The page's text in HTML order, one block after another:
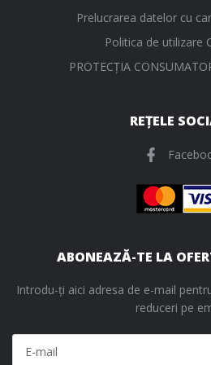
Prelucrarea datelor cu
Politica de utilizare
PROTECŢIA
REȚELE
ABONEAZĂ-TE LA
Introdu-ți aici adresa de e-mail
reduceri pe